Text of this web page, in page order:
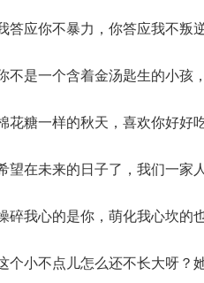
答应你不暴力，你答应我不叛
不是一个含着金汤匙生的小孩
花糖一样的秋天，喜欢你好好
望在未来的日子了，我们一家
碎我心的是你，萌化我心坎的也
个小不点儿怎么还不长大呀？